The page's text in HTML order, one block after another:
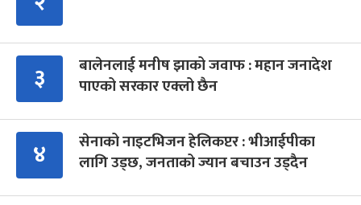
३
बालेनलाई मनीष झाको जवाफ : महान जनादेश
पाएको सरकार एक्लो छैन
४
सेनाको नाइटभिजन हेलिकप्टर : भीआईपीका
लागि उड्छ, जनताको ज्यान बचाउन उड्दैन